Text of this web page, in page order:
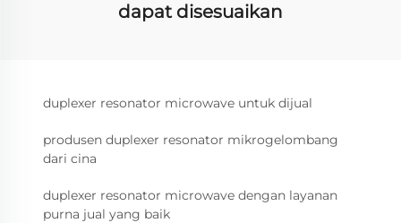
dapat disesuaikan
duplexer resonator microwave untuk dijual
produsen duplexer resonator mikrogelombang
dari cina
duplexer resonator microwave dengan layanan
purna jual yang baik